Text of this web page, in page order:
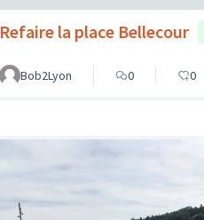
Refaire la place Bellecour
Bob2Lyon 0 0